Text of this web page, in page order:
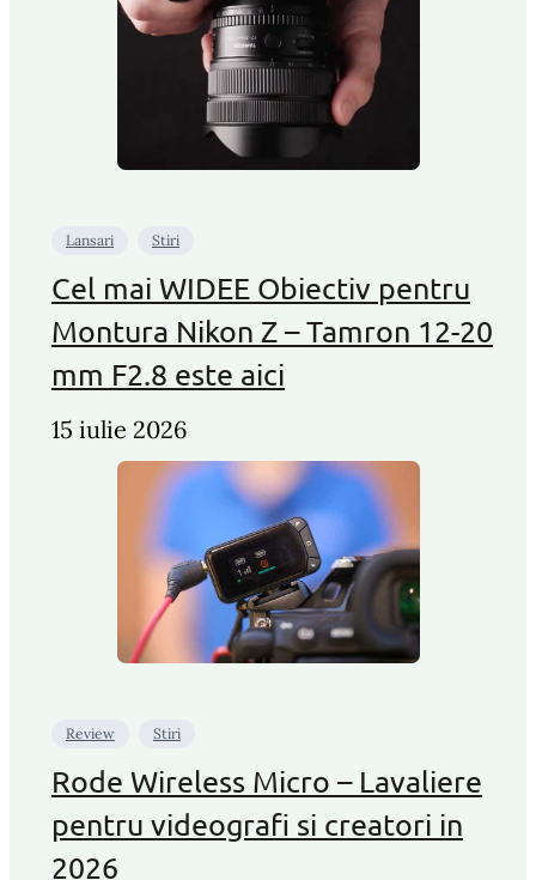
Lansari Stiri
Cel mai WIDEE Obiectiv pentru
Montura Nikon Z – Tamron 12-20
mm F2.8 este aici
15 iulie 2026
Review Stiri
Rode Wireless Micro – Lavaliere
pentru videografi si creatori in
2026